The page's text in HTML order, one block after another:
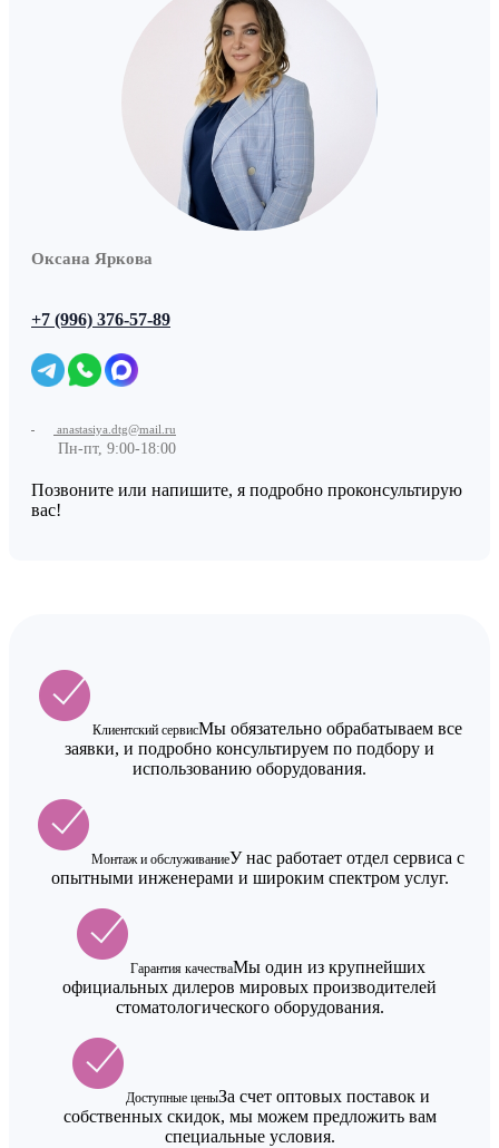
Оксана Яркова
+7 (996) 376-57-89
anastasiya.dtg@mail.ru
Пн-пт, 9:00-18:00
Позвоните или напишите, я подробно проконсультирую
вас!
Клиентский сервисМы обязательно обрабатываем все
заявки, и подробно консультируем по подбору и
использованию оборудования.
Монтаж и обслуживаниеУ нас работает отдел сервиса с
опытными инженерами и широким спектром услуг.
Гарантия качестваМы один из крупнейших
официальных дилеров мировых производителей
стоматологического оборудования.
Доступные ценыЗа счет оптовых поставок и
собственных скидок, мы можем предложить вам
специальные условия.